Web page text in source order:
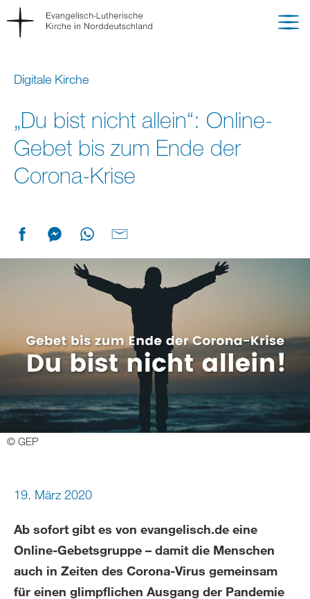
Digitale Kirche
„Du bist nicht allein“: Online-
Gebet bis zum Ende der
Corona-Krise
© GEP
19. März 2020
Ab sofort gibt es von evangelisch.de eine
Online-Gebetsgruppe – damit die Menschen
auch in Zeiten des Corona-Virus gemeinsam
für einen glimpflichen Ausgang der Pandemie